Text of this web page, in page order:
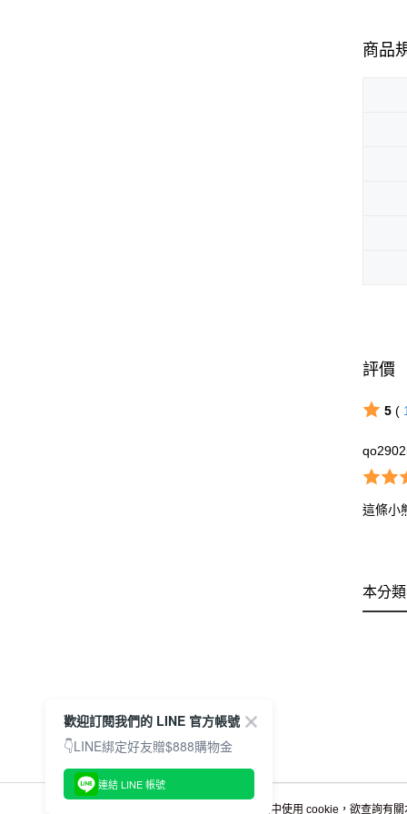
商品
評價
5(
這條小
本分
本網站中使用 cookie，欲查詢有
歡迎訂閱我們的 LINE 官方帳號
👇LINE綁定好友贈$888購物金
連結 LINE 帳號